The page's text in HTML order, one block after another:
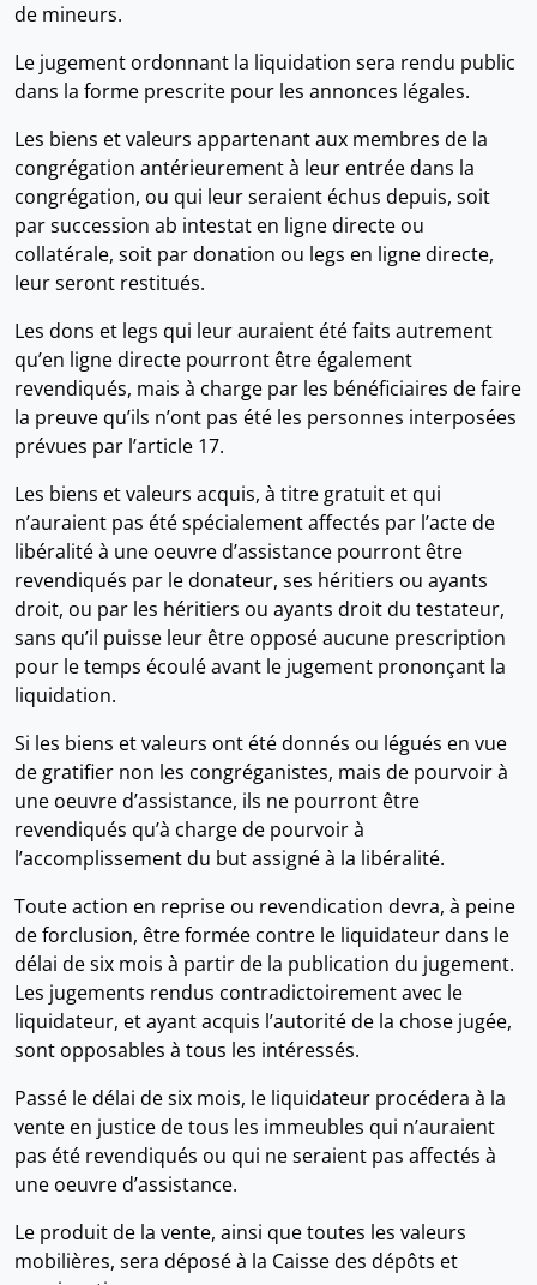
de mineurs.
Le jugement ordonnant la liquidation sera rendu public
dans la forme prescrite pour les annonces légales.
Les biens et valeurs appartenant aux membres de la
congrégation antérieurement à leur entrée dans la
congrégation, ou qui leur seraient échus depuis, soit
par succession ab intestat en ligne directe ou
collatérale, soit par donation ou legs en ligne directe,
leur seront restitués.
Les dons et legs qui leur auraient été faits autrement
qu’en ligne directe pourront être également
revendiqués, mais à charge par les bénéficiaires de faire
la preuve qu’ils n’ont pas été les personnes interposées
prévues par l’article 17.
Les biens et valeurs acquis, à titre gratuit et qui
n’auraient pas été spécialement affectés par l’acte de
libéralité à une oeuvre d’assistance pourront être
revendiqués par le donateur, ses héritiers ou ayants
droit, ou par les héritiers ou ayants droit du testateur,
sans qu’il puisse leur être opposé aucune prescription
pour le temps écoulé avant le jugement prononçant la
liquidation.
Si les biens et valeurs ont été donnés ou légués en vue
de gratifier non les congréganistes, mais de pourvoir à
une oeuvre d’assistance, ils ne pourront être
revendiqués qu’à charge de pourvoir à
l’accomplissement du but assigné à la libéralité.
Toute action en reprise ou revendication devra, à peine
de forclusion, être formée contre le liquidateur dans le
délai de six mois à partir de la publication du jugement.
Les jugements rendus contradictoirement avec le
liquidateur, et ayant acquis l’autorité de la chose jugée,
sont opposables à tous les intéressés.
Passé le délai de six mois, le liquidateur procédera à la
vente en justice de tous les immeubles qui n’auraient
pas été revendiqués ou qui ne seraient pas affectés à
une oeuvre d’assistance.
Le produit de la vente, ainsi que toutes les valeurs
mobilières, sera déposé à la Caisse des dépôts et